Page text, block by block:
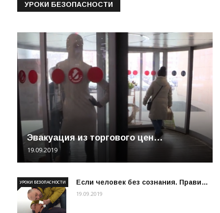
УРОКИ БЕЗОПАСНОСТИ
Эвакуация из торгового цен…
19.09.2019
Если человек без сознания. Прави…
УРОКИ БЕЗОПАСНОСТИ
19.09.2019